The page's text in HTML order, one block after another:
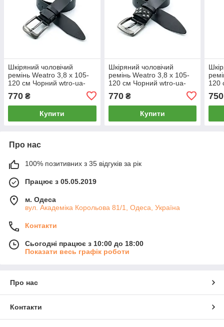
Шкіряний чоловічий
ремінь Weatro 3,8 х 105-
120 см Чорний wtro-ua-
770 ₴
Купити
Шкіряний чоловічий
ремінь Weatro 3,8 х 105-
120 см Чорний wtro-ua-
770₴
Купити
120
750
Про нас
100% позитивних з 35 відгуків за рік
Працює з 05.05.2019
м. Одеса
вул. Академіка Корольова 81/1, Одеса, Україна
Контакти
Сьогодні працює з 10:00 до 18:00
Показати весь графік роботи
Про нас
Контакти